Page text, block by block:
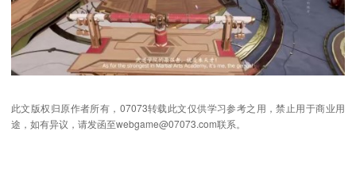
此文版权归原作者所有，07073转载此文仅供学习参考之用，禁止用于商业用
途，如有异议，请发函至webgame@07073.com联系。